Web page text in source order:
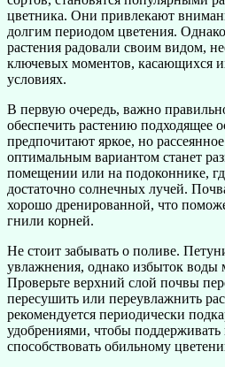
цветника. Они привлекают
долгим периодом цветения.
растения радовали своим видом,
ключевых моментов, касающихся
условиях.
В первую очередь, важно
обеспечить растению подходящее
предпочитают яркое, но
оптимальным вариантом станет
помещении или на подоконнике,
достаточно солнечных лучей.
хорошо дренированной, что
гнили корней.
Не стоит забывать о поливе.
увлажнения, однако избыток воды
Проверьте верхний слой почвы
пересушить или переувлажнить
рекомендуется периодически
удобрениями, чтобы
способствовать обильному